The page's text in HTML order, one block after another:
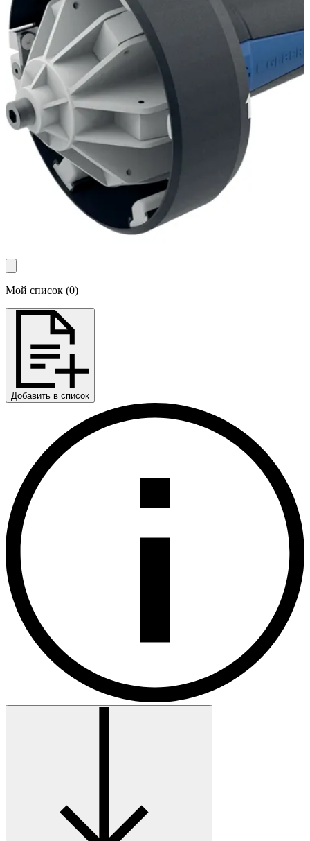
Мой список (0)
Добавить в список